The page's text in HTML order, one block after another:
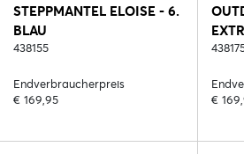
STEPPMANTEL ELOISE - 6.
BLAU
438155
Endverbraucherpreis
€ 169,95
€